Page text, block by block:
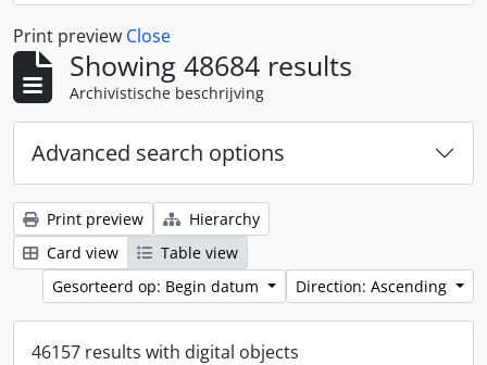
Print preview Close
Showing 48684 results
Archivistische beschrijving
Advanced search options
Print preview
Hierarchy
Card view
Table view
Gesorteerd op: Begin datum
Direction: Ascending
46157 results with digital objects